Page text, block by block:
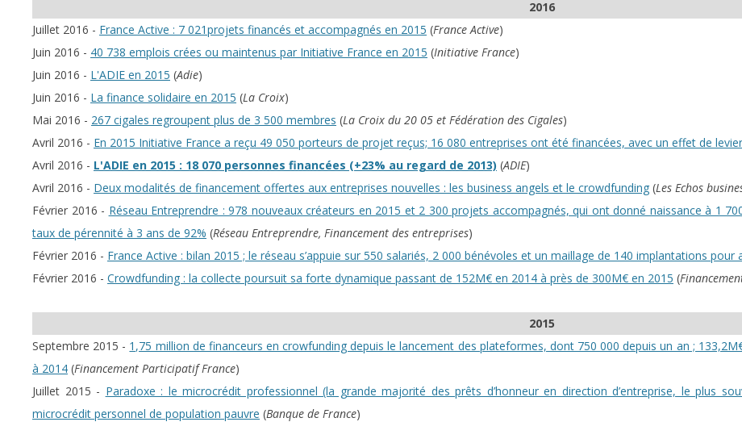
2016
Juillet 2016 - France Active : 7 021projets financés et accompagnés en 2015 (France Active)
Juin 2016 - 40 738 emplois crées ou maintenus par Initiative France en 2015 (Initiative France)
Juin 2016 - L'ADIE en 2015 (Adie)
Juin 2016 - La finance solidaire en 2015 (La Croix)
Mai 2016 - 267 cigales regroupent plus de 3 500 membres (La Croix du 20 05 et Fédération des Cigales)
Avril 2016 - En 2015 Initiative France a reçu 49 050 porteurs de projet reçus; 16 080 entreprises ont été financées, avec un effet de
Avril 2016 - L'ADIE en 2015 : 18 070 personnes financées (+23% au regard de 2013) (ADIE)
Avril 2016 - Deux modalités de financement offertes aux entreprises nouvelles : les business angels et le crowdfunding (Les Echos
Février 2016 - Réseau Entreprendre : 978 nouveaux créateurs en 2015 et 2 300 projets accompagnés, qui ont donné naissance à 1
taux de pérennité à 3 ans de 92% (Réseau Entreprendre, Financement des entreprises)
Février 2016 - France Active : bilan 2015 ; le réseau s’appuie sur 550 salariés, 2 000 bénévoles et un maillage de 140 implantations
Février 2016 - Crowdfunding : la collecte poursuit sa forte dynamique passant de 152M€ en 2014 à près de 300M€ en 2015 (
2015
Septembre 2015 - 1,75 million de financeurs en crowfunding depuis le lancement des plateformes, dont 750 000 depuis un an ;
à 2014 (Financement Participatif France)
Juillet 2015 - Paradoxe : le microcrédit professionnel (la grande majorité des prêts d’honneur en direction d’entreprise, le plus
microcrédit personnel de population pauvre (Banque de France)